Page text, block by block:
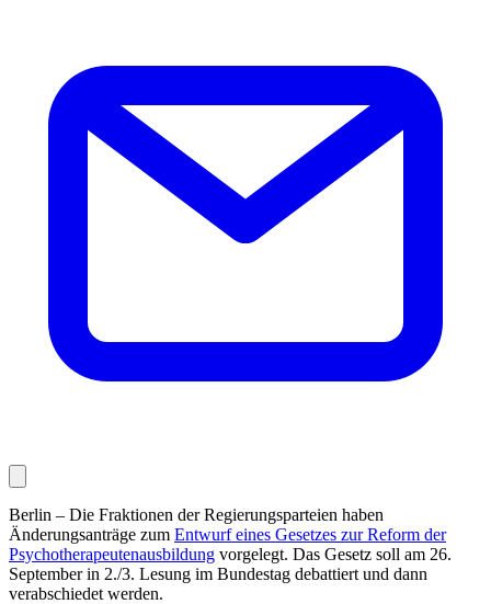
Berlin – Die Fraktionen der Regierungsparteien haben
Änderungsanträge zum Entwurf eines Gesetzes zur Reform der
Psychotherapeutenausbildung vorgelegt. Das Gesetz soll am 26.
September in 2./3. Lesung im Bundestag debattiert und dann
verabschiedet wer­den.